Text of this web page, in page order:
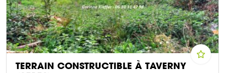
TERRAIN CONSTRUCTIBLE À TAVERNY